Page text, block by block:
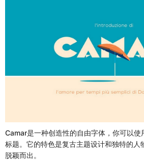
Camar是一种创造性的自由字体，你可以使
标题。它的特色是复古主题设计和独特的人
脱颖而出。